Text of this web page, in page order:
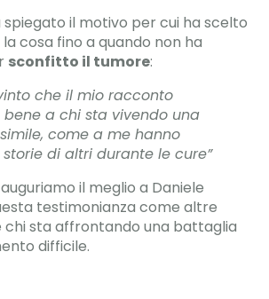
il motivo per cui ha scelto
cosa fino a quando non ha
sconfitto il tumore:
che il mio racconto
bene a chi sta vivendo una
come a me hanno
di altri durante le cure”
auguriamo il meglio a Daniele
testimonianza come altre
chi sta affrontando una battaglia
difficile.